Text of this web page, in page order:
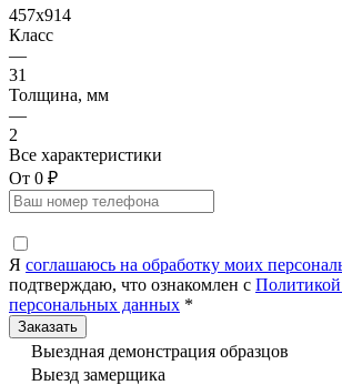
457x914
Класс
—
31
Толщина, мм
—
2
Все характеристики
От 0 ₽
Я соглашаюсь на обработку моих
подтверждаю, что ознакомлен с Политикой
персональных данных *
Выездная демонстрация образцов
Выезд замерщика